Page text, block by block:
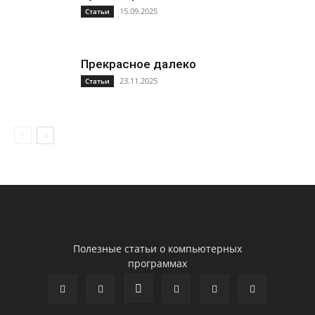
Статьи 15.09.2025
Прекрасное далеко
Статьи 23.11.2025
Полезные статьи о компьютерных
программах